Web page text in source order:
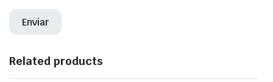
Related products